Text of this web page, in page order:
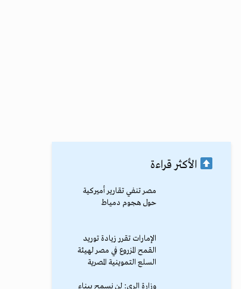
الأكثر قراءة
مصر تنفي تقارير أميركية
حول هجوم دمياط
الإمارات تقرر زيادة توريد
القمح المزروع في مصر لهيئة
السلع التموينية المصرية
وزارة الري: لن نسمح ببناء